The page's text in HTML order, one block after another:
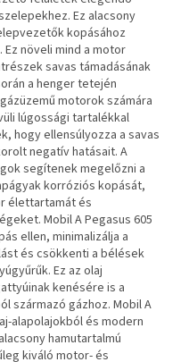
Ez alacsony
kopásához
növeli mind a motor
savas támadásának
a henger tetején
motorok számára
lúgossági tartalékkal
hogy ellensúlyozza a savas
negatív hatásait.A
segítenek megelőzni a
korróziós kopását,
élettartamát és
Mobil A Pegasus 605
ellen, minimalizálja a
és csökkenti a bélések
Ez az olaj
kenésére is a
származó gázhoz.Mobil A
alapolajokból és modern
alacsony hamutartalmú
kiváló motor- és